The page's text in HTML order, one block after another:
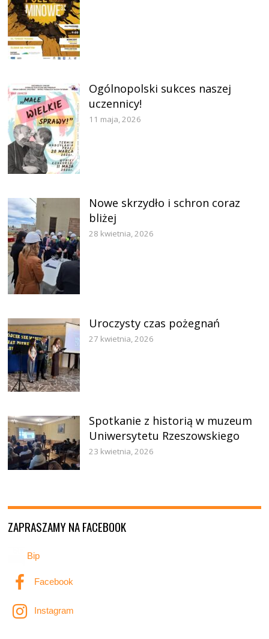
Ogólnopolski sukces naszej
uczennicy!
11 maja, 2026
Nowe skrzydło i schron coraz
bliżej
28 kwietnia, 2026
Uroczysty czas pożegnań
27 kwietnia, 2026
Spotkanie z historią w muzeum
Uniwersytetu Rzeszowskiego
23 kwietnia, 2026
ZAPRASZAMY NA FACEBOOK
Bip
Facebook
Instagram